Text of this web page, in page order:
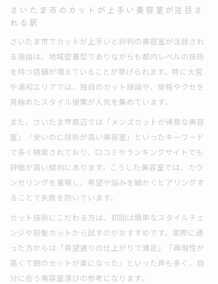
さいたま市美容室ランキングで見る評判の
口コミ評価の高い美容院の共通点を解析
評判が安定している美容室の特徴を比較
美容院選びに迷った時の比較ポイントまとめ
美容室の価格や予約のしやすさを徹底比較
カット技術と通いやすさで美容室を選ぶコ
ツ
メンズでも入りやすい美容院の選び方ポイ
ント
美容室人気ランキングを活用した比較方法
美容院のサービス内容と口コミを比較しよ
う
理想を叶える美容室と出会うための新常識
美容室選びに新常識！理想のサロン発見法
人気美容院の最新トレンドを押さえた選び
方
さいたま市のカットが上手い美容室が注目さ
れる訳
さいたま市でカットが上手いと評判の美容室が注目され
る理由は、地域密着型でありながらも都内レベルの技術
を持つ店舗が増えていることが挙げられます。特に大宮
や浦和エリアでは、独自のカット理論や、骨格やクセを
見極めたスタイル提案が人気を集めています。
また、さいたま市周辺では「メンズカットが得意な美容
室」「安いのに技術が高い美容室」といったキーワード
で多く検索されており、口コミやランキングサイトでも
評価が高い傾向にあります。こうした美容室では、カウ
ンセリングを重視し、希望や悩みを細かくヒアリングす
ることで失敗を防いでいます。
カット技術にこだわる方は、初回は簡単なスタイルチェ
ンジや前髪カットから試すのがおすすめです。実際に通
った方からは「希望通りの仕上がりで満足」「再現性が
高くて朝のセットが楽になった」といった声も多く、自
分に合う美容室選びの参考になります。